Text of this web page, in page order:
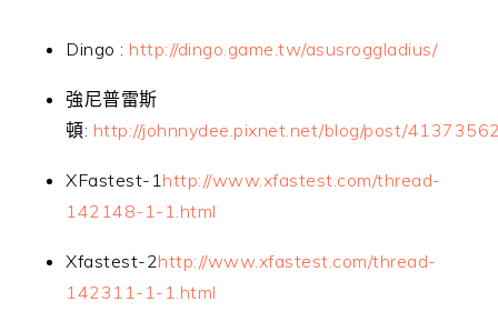
Dingo : http://dingo.game.tw/asusroggladius/
強尼普雷斯
頓: http://johnnydee.pixnet.net/blog/post/
XFastest-1 http://www.xfastest.com/thread-
142148-1-1.html
Xfastest-2http://www.xfastest.com/thread-
142311-1-1.html